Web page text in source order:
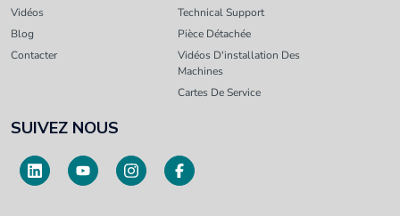
Vidéos
Blog
Contacter
Technical Support
Pièce Détachée
Vidéos D'installation Des
Machines
Cartes De Service
SUIVEZ NOUS